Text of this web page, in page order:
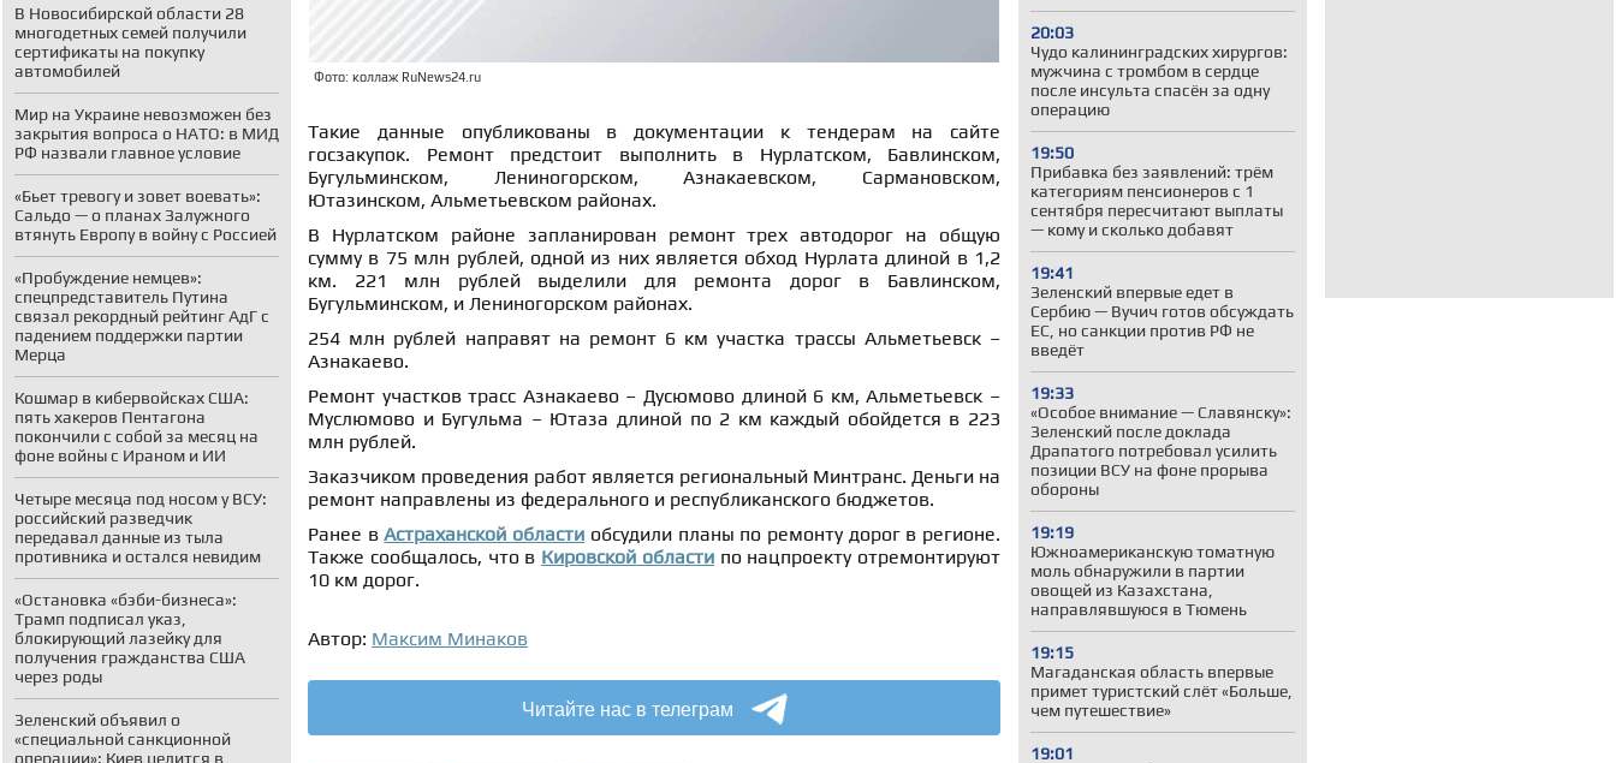
В Новосибирской области 28
многодетных семей получили
сертификаты на покупку
автомобилей
Мир на Украине невозможен без
закрытия вопроса о НАТО: в МИД
РФ назвали главное условие
«Бьет тревогу и зовет воевать»:
Сальдо — о планах Залужного
втянуть Европу в войну с Россией
«Пробуждение немцев»:
спецпредставитель Путина
связал рекордный рейтинг АдГ с
падением поддержки партии
Мерца
Кошмар в кибервойсках США:
пять хакеров Пентагона
покончили с собой за месяц на
фоне войны с Ираном и ИИ
Четыре месяца под носом у ВСУ:
российский разведчик
передавал данные из тыла
противника и остался невидим
«Остановка «бэби-бизнеса»:
Трамп подписал указ,
блокирующий лазейку для
получения гражданства США
через роды
Зеленский объявил о
«специальной санкционной
операции»: Киев целится в
20:03
Чудо калининградских хирургов:
мужчина с тромбом в сердце
после инсульта спасён за одну
операцию
19:50
Прибавка без заявлений: трём
категориям пенсионеров с 1
сентября пересчитают выплаты
— кому и сколько добавят
19:41
Зеленский впервые едет в
Сербию — Вучич готов обсуждать
ЕС, но санкции против РФ не
введёт
19:33
«Особое внимание — Славянску»:
Зеленский после доклада
Драпатого потребовал усилить
позиции ВСУ на фоне прорыва
обороны
19:19
Южноамериканскую томатную
моль обнаружили в партии
овощей из Казахстана,
направлявшуюся в Тюмень
19:15
Магаданская область впервые
примет туристский слёт «Больше,
чем путешествие»
19:01
Фото: коллаж RuNews24.ru
Такие данные опубликованы в документации к тендерам на сайте
госзакупок. Ремонт предстоит выполнить в Нурлатском, Бавлинском,
Бугульминском, Лениногорском, Азнакаевском, Сармановском,
Ютазинском, Альметьевском районах.
В Нурлатском районе запланирован ремонт трех автодорог на общую
сумму в 75 млн рублей, одной из них является обход Нурлата длиной в 1,2
км. 221 млн рублей выделили для ремонта дорог в Бавлинском,
Бугульминском, и Лениногорском районах.
254 млн рублей направят на ремонт 6 км участка трассы Альметьевск –
Азнакаево.
Ремонт участков трасс Азнакаево – Дусюмово длиной 6 км, Альметьевск –
Муслюмово и Бугульма – Ютаза длиной по 2 км каждый обойдется в 223
млн рублей.
Заказчиком проведения работ является региональный Минтранс. Деньги на
ремонт направлены из федерального и республиканского бюджетов.
Ранее вАстраханской области обсудили планы по ремонту дорог в регионе.
Также сообщалось, что в Кировской областипо нацпроекту отремонтируют
10 км дорог.
Автор: Максим Минаков
Читайте нас в телеграм